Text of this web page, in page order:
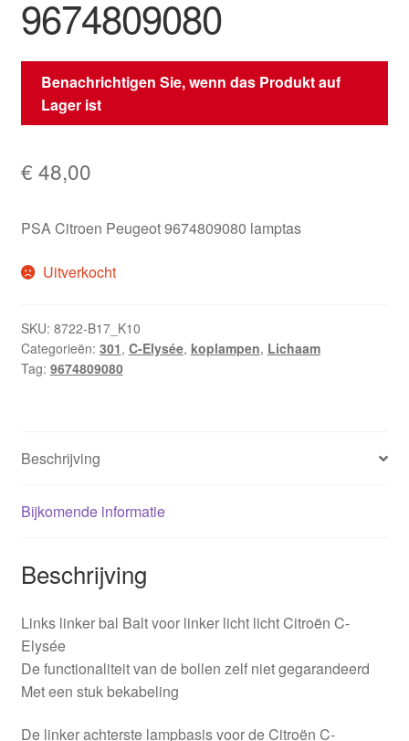
9674809080
Benachrichtigen Sie, wenn das Produkt auf
Lager ist
€ 48,00
PSA Citroen Peugeot 9674809080 lamptas
Uitverkocht
SKU: 8722-B17_K10
Categorieën: 301, C-Elysée, koplampen, Lichaam
Tag: 9674809080
Beschrijving
Bijkomende informatie
Beschrijving
Links linker bal Balt voor linker licht licht Citroën C-
Elysée
De functionaliteit van de bollen zelf niet gegarandeerd
Met een stuk bekabeling
De linker achterste lampbasis voor de Citroën C-